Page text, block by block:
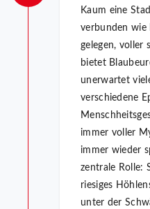
Kaum eine
verbunden wie
gelegen, voller
bietet
unerwartet
verschiedene
immer voller
immer wieder
zentrale Rolle:
riesiges
unter der